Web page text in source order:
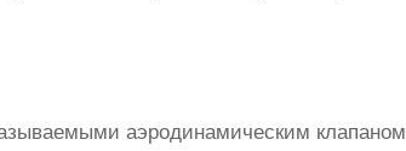
аэродинамическим